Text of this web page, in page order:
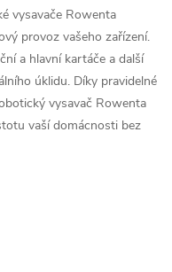
vysavače Rowenta
provoz vašeho zařízení.
a hlavní kartáče a další
úklidu. Díky pravidelné
vysavač Rowenta
vaší domácnosti bez